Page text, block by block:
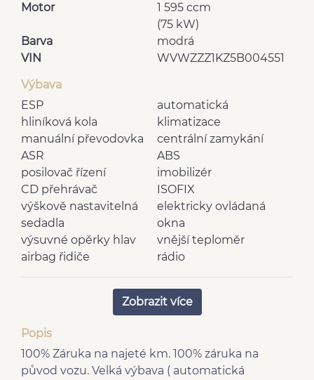
Motor
1 595 ccm
(75 kW)
Barva
modrá
VIN
WVWZZZ1KZ5B004551
Výbava
automatická
klimatizace
ESP
hliníková kola
centrální zamykání
manuální převodovka
ABS
ASR
imobilizér
posilovač řízení
ISOFIX
CD přehrávač
elektricky ovládaná
okna
výškově nastavitelná
sedadla
vnější teploměr
výsuvné opěrky hlav
rádio
airbag řidiče
deaktivace airbagu
spolujezdce
zadní stěrač
Zadní světla LED
centrál dálkový
mlhovky
4x airbag
dvouzónová klimatizace
5 rychlostních stupňů
Hands free
Přední pohon
Zobrazit více
Popis
100% Záruka na najeté km. 100% záruka na
původ vozu. Velká výbava ( automatická